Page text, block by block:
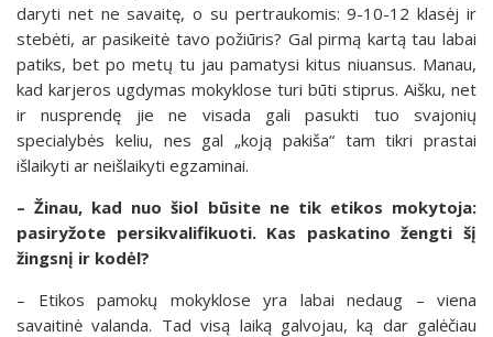
daryti net ne savaitę, o su pertraukomis: 9-10-12 klasėj ir
stebėti, ar pasikeitė tavo požiūris? Gal pirmą kartą tau labai
patiks, bet po metų tu jau pamatysi kitus niuansus. Manau,
kad karjeros ugdymas mokyklose turi būti stiprus. Aišku, net
ir nusprendę jie ne visada gali pasukti tuo svajonių
specialybės keliu, nes gal „koją pakiša“ tam tikri prastai
išlaikyti ar neišlaikyti egzaminai.
– Žinau, kad nuo šiol būsite ne tik etikos mokytoja:
pasiryžote persikvalifikuoti. Kas paskatino žengti šį
žingsnį ir kodėl?
– Etikos pamokų mokyklose yra labai nedaug – viena
savaitinė valanda. Tad visą laiką galvojau, ką dar galėčiau